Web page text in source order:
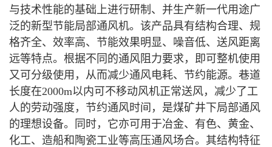
与技术性能的基础上进行研制、并生产新一代用途广
泛的新型节能局部通风机。该产品具有结构合理、规
格齐全、效率高、节能效果明显、噪音低、送风距离
远等特点。根据不同的通风阻力要求，即可整机使用
又可分级使用，从而减少通风电耗、节约能源。巷道
长度在2000m以内可不移动风机正常送风，减少了工
人的劳动强度，节约通风时间，是煤矿井下局部通风
的理想设备。同时，它亦可用于冶金、有色、黄金、
化工、造船和陶瓷工业等高压通风场合。其结构特征